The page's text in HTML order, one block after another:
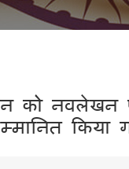
नवलेखन
किया